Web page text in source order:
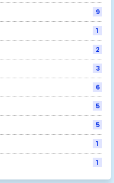
9
1
2
3
6
5
5
1
1